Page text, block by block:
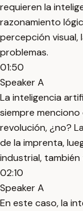
requieren la
razonamiento
percepción visual,
problemas.
01:50
Speaker A
La inteligencia
siempre
revolución, ¿no?
de la imprenta,
industrial,
02:10
Speaker A
En este caso, la